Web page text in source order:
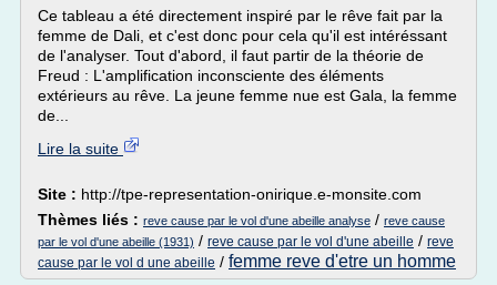
Ce tableau a été directement inspiré par le rêve fait par la
femme de Dali, et c'est donc pour cela qu'il est intéréssant
de l'analyser. Tout d'abord, il faut partir de la théorie de
Freud : L'amplification inconsciente des éléments
extérieurs au rêve. La jeune femme nue est Gala, la femme
de...
Lire la suite
Site : http://tpe-representation-onirique.e-monsite.com
Thèmes liés : reve cause par le vol d'une abeille analyse / reve cause
par le vol d'une abeille (1931) / reve cause par le vol d'une abeille / reve
cause par le vol d une abeille / femme reve d'etre un homme